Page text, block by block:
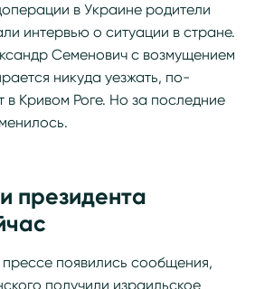
в Украине родители
интервью о ситуации в стране.
Семенович с возмущением
никуда уезжать, по-
в Кривом Роге. Но за последние
президента
прессе появились сообщения,
получили израильское